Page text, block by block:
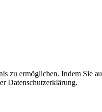
zu ermöglichen. Indem Sie
Datenschutzerklärung.